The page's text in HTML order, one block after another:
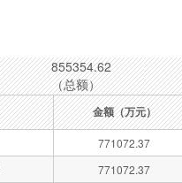
855354.62
（总额）
金额（万元）
771072.37
771072.37